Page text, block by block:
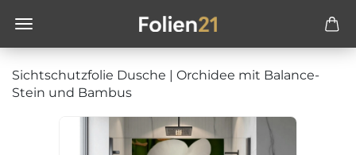
Sichtschutzfolie Dusche | Orchidee mit Balance-
Stein und Bambus